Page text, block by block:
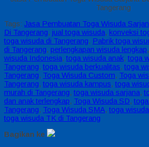
Tangerang
Tags: Jasa Pembuatan Toga Wisuda
Di Tangerang, jual toga wisuda, konveksi
toga wisuda di Tangerang, Pabrik toga
di Tangerang, perlengkapan wisuda lengkap,
wisuda Indonesia, toga wisuda anak, toga
Tangerang, toga wisuda berkualitas, toga
Tangerang, Toga Wisuda Custom, Toga
Tangerang, toga wisuda kampus, toga
murah di Tangerang, toga wisuda sarjana,
dan anak terlengkap, Toga Wisuda SD,
Tangerang, Toga Wisuda SMA, toga
toga wisuda TK di Tangerang
Bagikan ke